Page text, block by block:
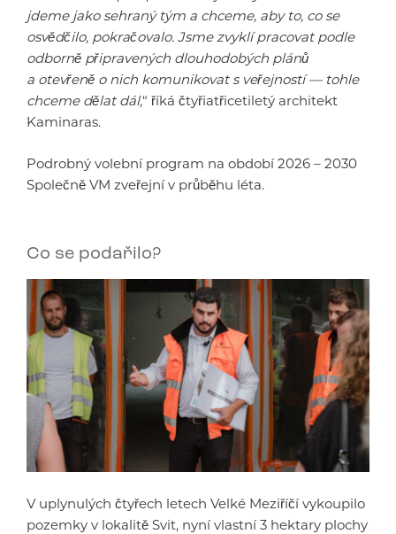
jdeme jako sehraný tým a chceme, aby to, co se
osvědčilo, pokračovalo. Jsme zvyklí pracovat podle
odborně připravených dlouhodobých plánů
a otevřeně o nich komunikovat s veřejností — tohle
chceme dělat dál,“ říká čtyřiatřicetiletý architekt
Kaminaras.
Podrobný volební program na období 2026 – 2030
Společně VM zveřejní v průběhu léta.
Co se podařilo?
V uplynulých čtyřech letech Velké Meziříčí vykoupilo
pozemky v lokalitě Svit, nyní vlastní 3 hektary plochy